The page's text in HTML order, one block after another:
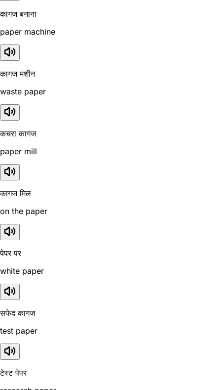
कागज बनाना
paper machine
कागज मशीन
waste paper
कचरा कागज
paper mill
कागज मिल
on the paper
पेपर पर
white paper
सफेद कागज
test paper
टेस्ट पेपर